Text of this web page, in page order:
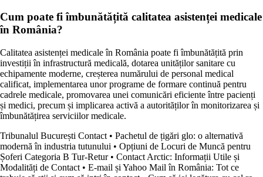
Cum poate fi îmbunătățită calitatea asistenței medicale
în România?
Calitatea asistenței medicale în România poate fi îmbunătățită prin
investiții în infrastructură medicală, dotarea unităților sanitare cu
echipamente moderne, creșterea numărului de personal medical
calificat, implementarea unor programe de formare continuă pentru
cadrele medicale, promovarea unei comunicări eficiente între pacienți
și medici, precum și implicarea activă a autorităților în monitorizarea și
îmbunătățirea serviciilor medicale.
Tribunalul București Contact • Pachetul de țigări glo: o alternativă
modernă în industria tutunului • Opțiuni de Locuri de Muncă pentru
Șoferi Categoria B Tur-Retur• Contact Arctic: Informații Utile și
Modalități de Contact • E-mail și Yahoo Mail în România: Tot ce